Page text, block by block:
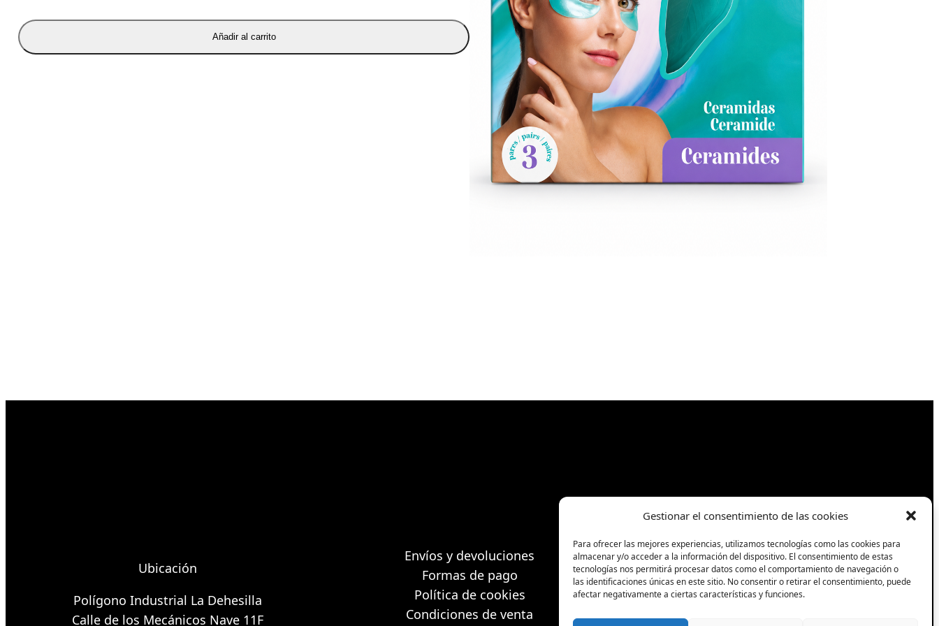
Gestionar el consentimiento de las cookies
Para ofrecer las mejores experiencias, utilizamos tecnologías como las cookies para
almacenar y/o acceder a la información del dispositivo. El consentimiento de estas
tecnologías nos permitirá procesar datos como el comportamiento de navegación o
las identificaciones únicas en este sitio. No consentir o retirar el consentimiento, puede
afectar negativamente a ciertas características y funciones.
Añadir al carrito
Ubicación
Polígono Industrial La Dehesilla
Calle de los Mecánicos Nave 11F
Envíos y devoluciones
Formas de pago
Política de cookies
Condiciones de venta
Síguenos